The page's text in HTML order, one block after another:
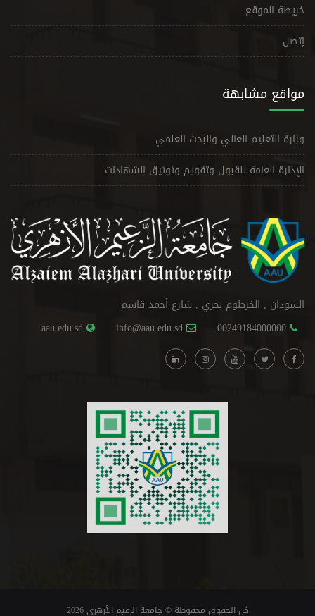
خريطة الموقع
إتصل
مواقع مشابهة
وزارة التعليم العالي والبحث العلمي
الإدارة العامة للقبول وتقويم وتوثيق الشهادات
السودان , الخرطوم بحري , شارع أحمد قاسم
00249184000000
info@aau.edu.sd
aau.edu.sd
كل الحقوق محفوظة © جامعة الزعيم الأزهري 2026